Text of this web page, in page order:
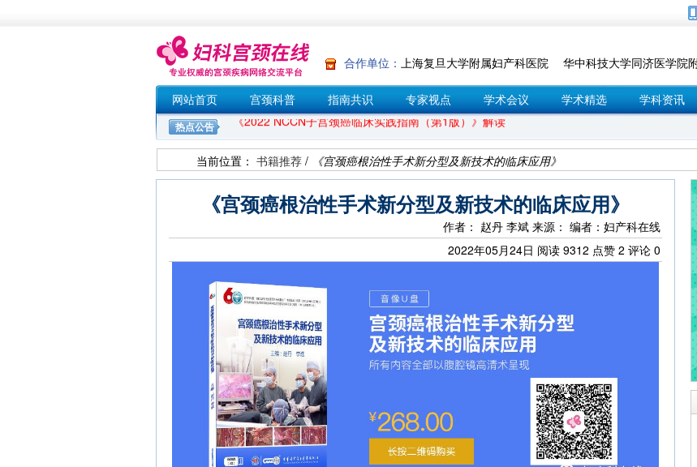
合作单位： 上海复旦大学附属妇产科医院 华中科技大学同济医学院
网站首页 宫颈科普 指南共识 专家视点 学术会议 学术精选 学科资讯
热点公告
《FIGO 2021妇癌报告》——子宫颈癌指南解读
《2022 NCCN子宫颈癌临床实践指南（第1版）》解读
如何安排HPV疫苗和新冠疫苗的接种时间？
当前位置： 书籍推荐 / 《宫颈癌根治性手术新分型及新技术的临床应用》
《宫颈癌根治性手术新分型及新技术的临床应用》
作者： 赵丹 李斌 来源： 编者：妇产科在线
2022年05月24日 阅读 9312 点赞 2 评论 0